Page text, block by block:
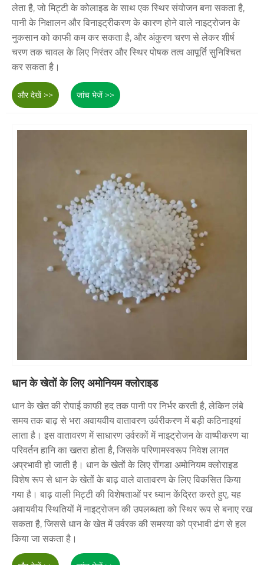
लेता है, जो मिट्टी के कोलाइड के साथ एक स्थिर संयोजन बना सकता है,
पानी के निक्षालन और विनाइट्रीकरण के कारण होने वाले नाइट्रोजन के
नुकसान को काफी कम कर सकता है, और अंकुरण चरण से लेकर शीर्ष
चरण तक चावल के लिए निरंतर और स्थिर पोषक तत्व आपूर्ति सुनिश्चित
कर सकता है।
और देखें >> जांच भेजें >>
धान के खेतों के लिए अमोनियम क्लोराइड
धान के खेत की रोपाई काफी हद तक पानी पर निर्भर करती है, लेकिन लंबे
समय तक बाढ़ से भरा अवायवीय वातावरण उर्वरीकरण में बड़ी कठिनाइयां
लाता है। इस वातावरण में साधारण उर्वरकों में नाइट्रोजन के वाष्पीकरण या
परिवर्तन हानि का खतरा होता है, जिसके परिणामस्वरूप निवेश लागत
अप्रभावी हो जाती है। धान के खेतों के लिए रोंगडा अमोनियम क्लोराइड
विशेष रूप से धान के खेतों के बाढ़ वाले वातावरण के लिए विकसित किया
गया है। बाढ़ वाली मिट्टी की विशेषताओं पर ध्यान केंद्रित करते हुए, यह
अवायवीय स्थितियों में नाइट्रोजन की उपलब्धता को स्थिर रूप से बनाए रख
सकता है, जिससे धान के खेत में उर्वरक की समस्या को प्रभावी ढंग से हल
किया जा सकता है।